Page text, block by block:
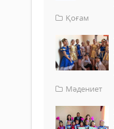
Қоғам
Мәдениет